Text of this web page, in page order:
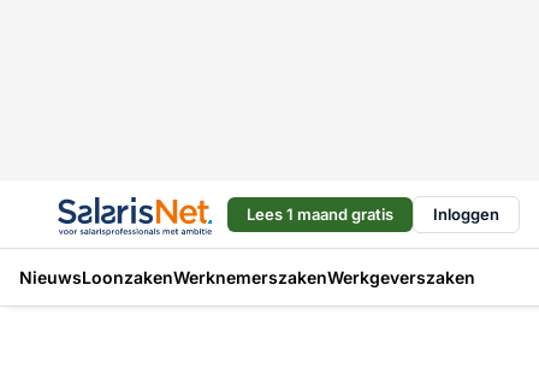
Lees 1 maand gratis Inloggen
NieuwsLoonzakenWerknemerszakenWerkgeverszaken